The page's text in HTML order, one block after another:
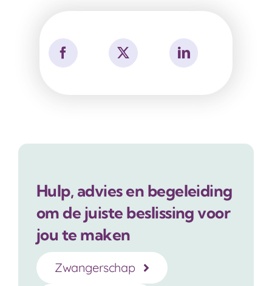
Hulp, advies en begeleiding
om de juiste beslissing voor
jou te maken
Zwangerschap